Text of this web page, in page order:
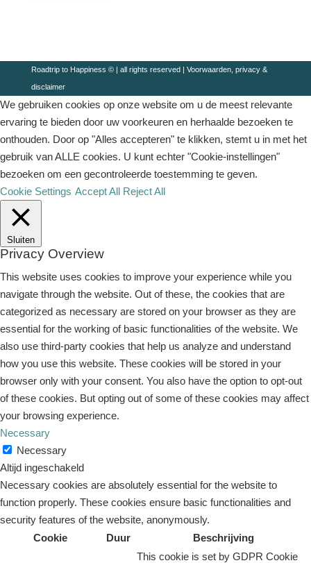
Roadtrip to Happiness © | all rights reserved | Voorwaarden, privacy &
disclaimer
We gebruiken cookies op onze website om u de meest relevante
ervaring te bieden door uw voorkeuren en herhaalde bezoeken te
onthouden. Door op "Alles accepteren" te klikken, stemt u in met het
gebruik van ALLE cookies. U kunt echter "Cookie-instellingen"
bezoeken om een ​​gecontroleerde toestemming te geven.
Cookie Settings Accept All Reject All
Sluiten
Privacy Overview
This website uses cookies to improve your experience while you
navigate through the website. Out of these, the cookies that are
categorized as necessary are stored on your browser as they are
essential for the working of basic functionalities of the website. We
also use third-party cookies that help us analyze and understand
how you use this website. These cookies will be stored in your
browser only with your consent. You also have the option to opt-out
of these cookies. But opting out of some of these cookies may affect
your browsing experience.
Necessary
Necessary
Altijd ingeschakeld
Necessary cookies are absolutely essential for the website to
function properly. These cookies ensure basic functionalities and
security features of the website, anonymously.
Cookie
Duur Beschrijving
This cookie is set by GDPR Cookie